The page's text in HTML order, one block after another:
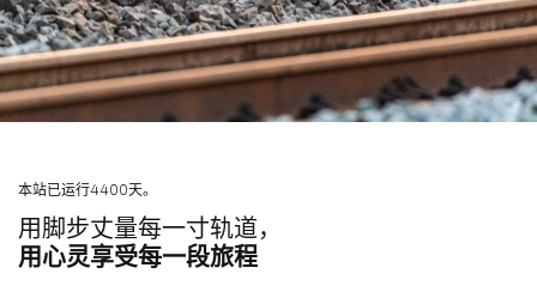
本站已运行4400天。
用脚步丈量每一寸轨道，
用心灵享受每一段旅程